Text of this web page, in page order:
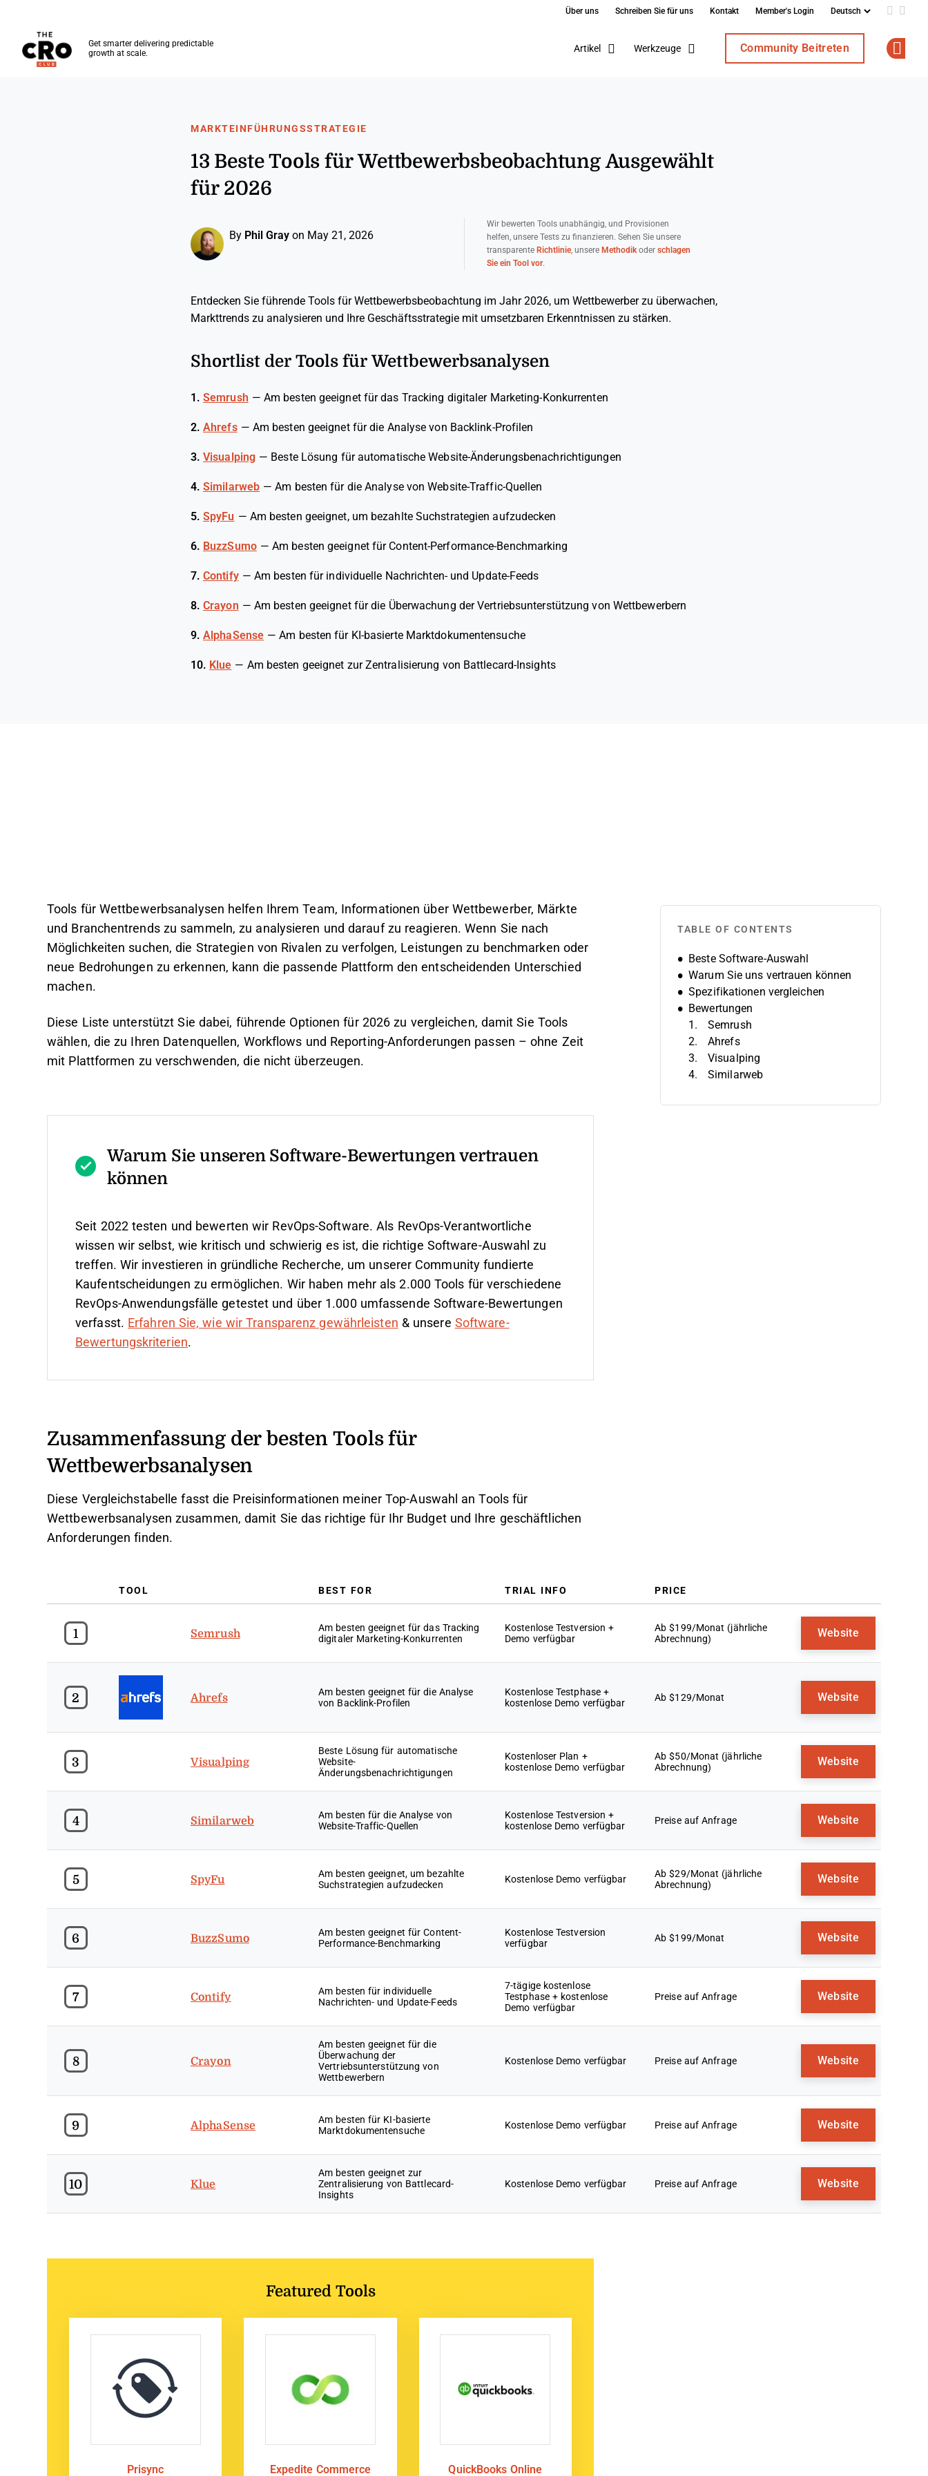
Über uns Schreiben Sie für uns Kontakt Member's Login Add us
Get smarter delivering predictable
growth at scale.
Artikel Werkzeuge Community Beitreten
MARKTEINFÜHRUNGSSTRATEGIE
13 Beste Tools für Wettbewerbsbeobachtung Ausgewählt
für 2026
By Phil Gray on May 21, 2026
Wir bewerten Tools unabhängig, und Provisionen
helfen, unsere Tests zu finanzieren. Sehen Sie unsere
transparente Richtlinie, unsere Methodikoder schlagen
Sie ein Tool vor.
Entdecken Sie führende Tools für Wettbewerbsbeobachtung im Jahr 2026, um Wettbewerber zu überwachen,
Markttrends zu analysieren und Ihre Geschäftsstrategie mit umsetzbaren Erkenntnissen zu stärken.
Shortlist der Tools für Wettbewerbsanalysen
1. Semrush — Am besten geeignet für das Tracking digitaler Marketing-Konkurrenten
2. Ahrefs — Am besten geeignet für die Analyse von Backlink-Profilen
3. Visualping — Beste Lösung für automatische Website-Änderungsbenachrichtigungen
4. Similarweb —Am besten für die Analyse von Website-Traffic-Quellen
5. SpyFu — Am besten geeignet, um bezahlte Suchstrategien aufzudecken
6. BuzzSumo —Am besten geeignet für Content-Performance-Benchmarking
7. Contify — Am besten für individuelle Nachrichten- und Update-Feeds
8. Crayon — Am besten geeignet für die Überwachung der Vertriebsunterstützung von Wettbewerbern
9. AlphaSense —Am besten für KI-basierte Marktdokumentensuche
10. Klue — Am besten geeignet zur Zentralisierung von Battlecard-Insights
Tools für Wettbewerbsanalysen helfen Ihrem Team, Informationen über Wettbewerber, Märkte
und Branchentrends zu sammeln, zu analysieren und darauf zu reagieren. Wenn Sie nach
Möglichkeiten suchen, die Strategien von Rivalen zu verfolgen, Leistungen zu benchmarken oder
neue Bedrohungen zu erkennen, kann die passende Plattform den entscheidenden Unterschied
machen.
Diese Liste unterstützt Sie dabei, führende Optionen für 2026 zu vergleichen, damit Sie Tools
wählen, die zu Ihren Datenquellen, Workflows und Reporting-Anforderungen passen – ohne Zeit
mit Plattformen zu verschwenden, die nicht überzeugen.
Warum Sie unseren Software-Bewertungen vertrauen
können
Seit 2022 testen und bewerten wir RevOps-Software. Als RevOps-Verantwortliche
wissen wir selbst, wie kritisch und schwierig es ist, die richtige Software-Auswahl zu
treffen. Wir investieren in gründliche Recherche, um unserer Community fundierte
Kaufentscheidungen zu ermöglichen. Wir haben mehr als 2.000 Tools für verschiedene
RevOps-Anwendungsfälle getestet und über 1.000 umfassende Software-Bewertungen
verfasst. Erfahren Sie, wie wir Transparenz gewährleisten & unsere Software-
Bewertungskriterien.
Zusammenfassung der besten Tools für
Wettbewerbsanalysen
Diese Vergleichstabelle fasst die Preisinformationen meiner Top-Auswahl an Tools für
Wettbewerbsanalysen zusammen, damit Sie das richtige für Ihr Budget und Ihre geschäftlichen
Anforderungen finden.
TOOL BEST FOR TRIAL INFO PRICE
1 Semrush
Am besten geeignet für das Tracking
digitaler Marketing-Konkurrenten
Kostenlose Testversion +
Demo verfügbar
Ab $199/Monat (jährliche
Abrechnung)
Website
2 Ahrefs
Am besten geeignet für die Analyse
von Backlink-Profilen
Kostenlose Testphase +
kostenlose Demo verfügbar
Ab $129/Monat Website
3 Visualping
Beste Lösung für automatische
Website-
Änderungsbenachrichtigungen
Kostenloser Plan +
kostenlose Demo verfügbar
Ab $50/Monat (jährliche
Abrechnung)
Website
4 Similarweb
Am besten für die Analyse von
Website-Traffic-Quellen
Kostenlose Testversion +
kostenlose Demo verfügbar
Preise auf Anfrage Website
5 SpyFu
Am besten geeignet, um bezahlte
Suchstrategien aufzudecken
Kostenlose Demo verfügbar
Ab $29/Monat (jährliche
Abrechnung)
Website
6 BuzzSumo
Am besten geeignet für Content-
Performance-Benchmarking
Kostenlose Testversion
verfügbar
Ab $199/Monat Website
7 Contify
Am besten für individuelle
Nachrichten- und Update-Feeds
7-tägige kostenlose
Testphase + kostenlose
Demo verfügbar
Preise auf Anfrage Website
8 Crayon
Am besten geeignet für die
Überwachung der
Vertriebsunterstützung von
Wettbewerbern
Kostenlose Demo verfügbar Preise auf Anfrage Website
9 AlphaSense
Am besten für KI-basierte
Marktdokumentensuche
Kostenlose Demo verfügbar Preise auf Anfrage Website
10 Klue
Am besten geeignet zur
Zentralisierung von Battlecard-
Insights
Kostenlose Demo verfügbar Preise auf Anfrage Website
Featured Tools
Prisync Expedite Commerce QuickBooks Online
TABLE OF CONTENTS
Beste Software-Auswahl
Warum Sie uns vertrauen können
Spezifikationen vergleichen
Bewertungen
Semrush
Ahrefs
Visualping
Similarweb
BuzzSumo